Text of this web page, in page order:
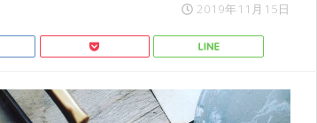
2019年11月15日